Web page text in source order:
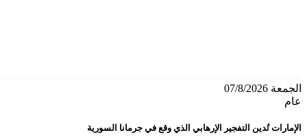
الجمعة 07/8/2026
عام
الإمارات تُدين التفجير الإرهابي الذي وقع في جرمانا السورية